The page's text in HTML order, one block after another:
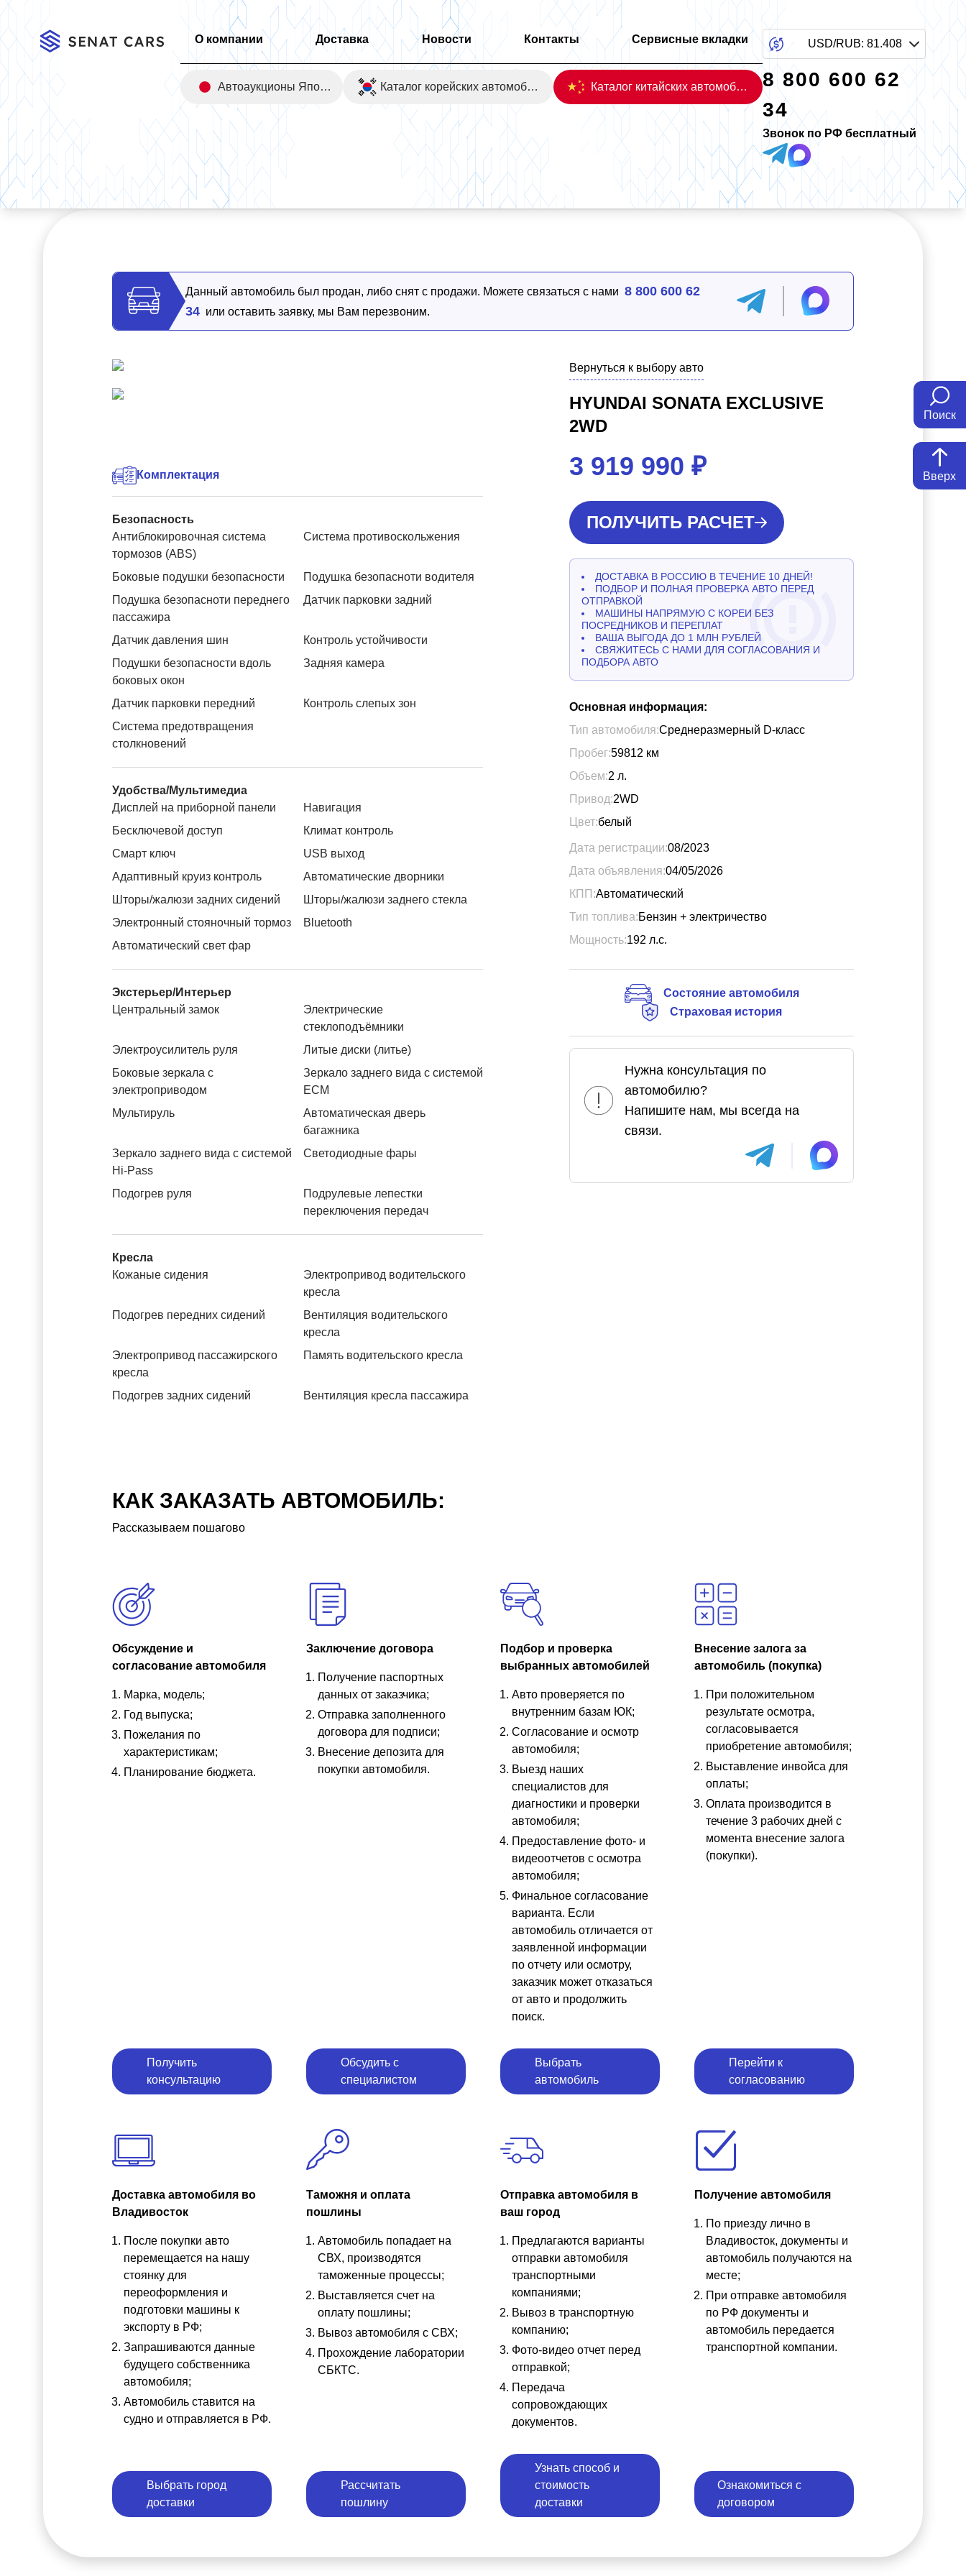
Поиск
Вверх
О компании Доставка Новости Контакты Сервисные вкладки
Автоаукционы Японии Каталог корейских автомобилей Каталог китайских автомобилей
USD/RUB: 81.408
8 800 600 62
34
Звонок по РФ бесплатный
Главная/Каталог Hyundai Sonata Exclusive 2WD
Данный автомобиль был продан, либо снят с продажи. Можете связаться с нами 8 800 600 62
34 или оставить заявку, мы Вам перезвоним.
Комплектация
Безопасность
Антиблокировочная система
тормозов (ABS)
Система противоскольжения
Боковые подушки безопасности
Подушка безопасноти водителя
Подушка безопасноти переднего
пассажира
Датчик парковки задний
Датчик давления шин
Контроль устойчивости
Подушки безопасности вдоль
боковых окон
Задняя камера
Датчик парковки передний
Контроль слепых зон
Система предотвращения
столкновений
Удобства/Мультимедиа
Дисплей на приборной панели
Навигация
Бесключевой доступ
Климат контроль
Смарт ключ
USB выход
Адаптивный круиз контроль
Автоматические дворники
Шторы/жалюзи задних сидений
Шторы/жалюзи заднего стекла
Электронный стояночный тормоз
Bluetooth
Автоматический свет фар
Экстерьер/Интерьер
Центральный замок
Электрические
стеклоподъёмники
Электроусилитель руля
Литые диски (литье)
Боковые зеркала с
электроприводом
Зеркало заднего вида с системой
ЕСМ
Мультируль
Автоматическая дверь
багажника
Зеркало заднего вида с системой
Hi-Pass
Светодиодные фары
Подогрев руля
Подрулевые лепестки
переключения передач
Кресла
Кожаные сидения
Электропривод водительского
кресла
Подогрев передних сидений
Вентиляция водительского
кресла
Электропривод пассажирского
кресла
Память водительского кресла
Подогрев задних сидений Вентиляция кресла пассажира
Вернуться к выбору авто
HYUNDAI SONATA EXCLUSIVE
2WD
3 919 990 ₽
ПОЛУЧИТЬ РАСЧЕТ
ДОСТАВКА В РОССИЮ В ТЕЧЕНИЕ 10 ДНЕЙ!
ПОДБОР И ПОЛНАЯ ПРОВЕРКА АВТО ПЕРЕД
ОТПРАВКОЙ
МАШИНЫ НАПРЯМУЮ С КОРЕИ БЕЗ
ПОСРЕДНИКОВ И ПЕРЕПЛАТ
ВАША ВЫГОДА ДО 1 МЛН РУБЛЕЙ
СВЯЖИТЕСЬ С НАМИ ДЛЯ СОГЛАСОВАНИЯ И
ПОДБОРА АВТО
Основная информация:
Тип автомобиля:Среднеразмерный D-класс
Пробег:59812 км
Объем:2 л.
Привод:2WD
Цвет:белый
Дата регистрации:08/2023
Дата объявления:04/05/2026
КПП:Автоматический
Тип топлива:Бензин + электричество
Мощность:192 л.с.
Состояние автомобиля
Страховая история
Нужна консультация по
автомобилю?
Напишите нам, мы всегда на
связи.
КАК ЗАКАЗАТЬ АВТОМОБИЛЬ:
Рассказываем пошагово
Обсуждение и
согласование автомобиля
Марка, модель;
Год выпуска;
Пожелания по
характеристикам;
Планирование бюджета.
Получить
консультацию
Заключение договора
Получение паспортных
данных от заказчика;
Отправка заполненного
договора для подписи;
Внесение депозита для
покупки автомобиля.
Обсудить с
специалистом
Подбор и проверка
выбранных автомобилей
Авто проверяется по
внутренним базам ЮК;
Согласование и осмотр
автомобиля;
Выезд наших
специалистов для
диагностики и проверки
автомобиля;
Предоставление фото- и
видеоотчетов с осмотра
автомобиля;
Финальное согласование
варианта. Если
автомобиль отличается от
заявленной информации
по отчету или осмотру,
заказчик может отказаться
от авто и продолжить
поиск.
Выбрать
автомобиль
Внесение залога за
автомобиль (покупка)
При положительном
результате осмотра,
согласовывается
приобретение автомобиля;
Выставление инвойса для
оплаты;
Оплата производится в
течение 3 рабочих дней с
момента внесение залога
(покупки).
Перейти к
согласованию
Доставка автомобиля во
Владивосток
После покупки авто
перемещается на нашу
стоянку для
переоформления и
подготовки машины к
экспорту в РФ;
Запрашиваются данные
будущего собственника
автомобиля;
Автомобиль ставится на
судно и отправляется в РФ.
Выбрать город
доставки
Таможня и оплата
пошлины
Автомобиль попадает на
СВХ, производятся
таможенные процессы;
Выставляется счет на
оплату пошлины;
Вывоз автомобиля с СВХ;
Прохождение лаборатории
СБКТС.
Рассчитать
пошлину
Отправка автомобиля в
ваш город
Предлагаются варианты
отправки автомобиля
транспортными
компаниями;
Вывоз в транспортную
компанию;
Фото-видео отчет перед
отправкой;
Передача
сопровождающих
документов.
Узнать способ и
стоимость
доставки
Получение автомобиля
По приезду лично в
Владивосток, документы и
автомобиль получаются на
месте;
При отправке автомобиля
по РФ документы и
автомобиль передается
транспортной компании.
Ознакомиться с
договором